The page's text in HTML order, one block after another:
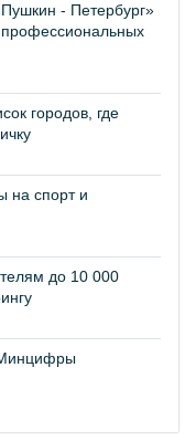
- Петербург»
профессиональных
городов, где
на спорт и
до 10 000